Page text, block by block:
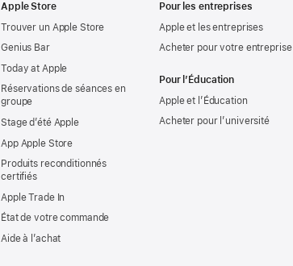
Apple Store
Trouver un Apple Store
Genius Bar
Today at Apple
Réservations de séances en
groupe
Stage d’été Apple
App Apple Store
Produits reconditionnés
certifiés
Apple Trade In
État de votre commande
Aide à l’achat
Pour les entreprises
Apple et les entreprises
Acheter pour votre entreprise
Pour l’Éducation
Apple et l’Éducation
Acheter pour l’université